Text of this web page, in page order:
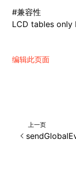
#兼容性
LCD tables
编辑此页面
上一页